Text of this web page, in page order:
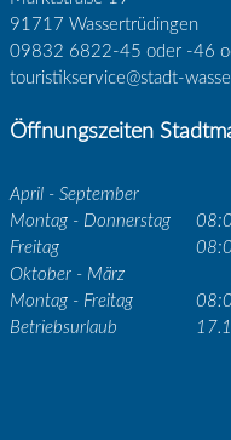
91717 Wassertrüdingen
09832 6822-45 oder -46
touristikservice@stadt-
Öffnungszeiten
April - September
Montag - Donnerstag
Freitag
Oktober - März
Montag - Freitag
Betriebsurlaub